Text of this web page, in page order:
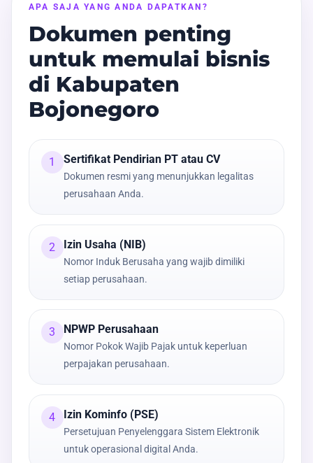
APA SAJA YANG ANDA DAPATKAN?
Dokumen penting
untuk memulai bisnis
di Kabupaten
Bojonegoro
1 Sertifikat Pendirian PT atau CV
Dokumen resmi yang menunjukkan legalitas
perusahaan Anda.
2 Izin Usaha (NIB)
Nomor Induk Berusaha yang wajib dimiliki
setiap perusahaan.
3 NPWP Perusahaan
Nomor Pokok Wajib Pajak untuk keperluan
perpajakan perusahaan.
4 Izin Kominfo (PSE)
Persetujuan Penyelenggara Sistem Elektronik
untuk operasional digital Anda.